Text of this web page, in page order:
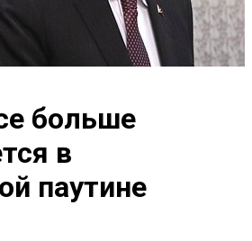
больше
в
паутине